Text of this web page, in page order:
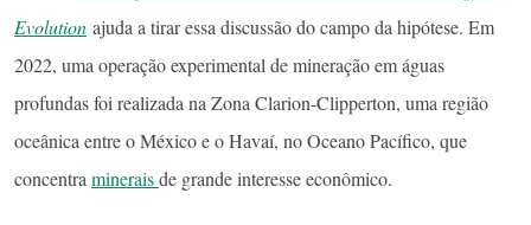
Evolution ajuda a tirar essa discussão do campo da hipótese. Em
2022, uma operação experimental de mineração em águas
profundas foi realizada na Zona Clarion-Clipperton, uma região
oceânica entre o México e o Havaí, no Oceano Pacífico, que
concentramineraisde grande interesse econômico.